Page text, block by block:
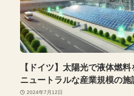
【ドイツ】太陽光で液体燃
ニュートラルな産業規模の施
2024年7月12日